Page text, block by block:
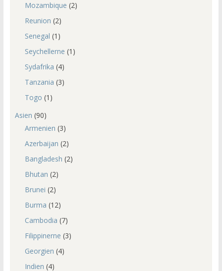
Mozambique (2)
Reunion (2)
Senegal (1)
Seychellerne (1)
Sydafrika (4)
Tanzania (3)
Togo (1)
Asien (90)
Armenien (3)
Azerbaijan (2)
Bangladesh (2)
Bhutan (2)
Brunei (2)
Burma (12)
Cambodia (7)
Filippinerne (3)
Georgien (4)
Indien (4)